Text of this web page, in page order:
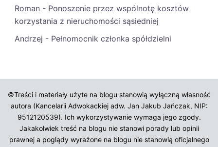
Roman - Ponoszenie przez wspólnotę kosztów
korzystania z nieruchomości sąsiedniej
Andrzej - Pełnomocnik członka spółdzielni
©Treści i materiały użyte na blogu stanowią wyłączną własność
autora (Kancelarii Adwokackiej adw. Jan Jakub Jańczak, NIP:
9512120539). Ich wykorzystywanie wymaga jego zgody.
Jakakolwiek treść na blogu nie stanowi porady lub opinii
prawnej a poglądy wyrażone na blogu nie stanowią oficjalnego